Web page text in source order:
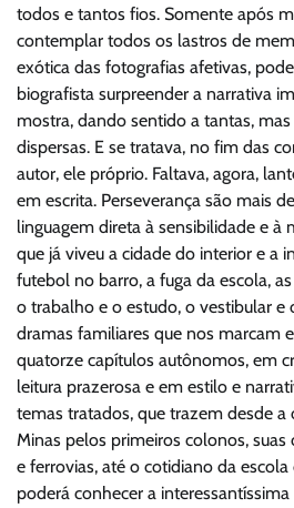
todos e tantos fios. Somente após
contemplar todos os lastros de
exótica das fotografias afetivas,
biografista surpreender a narrativa
mostra, dando sentido a tantas,
dispersas. E se tratava, no fim das
autor, ele próprio. Faltava, agora,
em escrita. Perseverança são mais
linguagem direta à sensibilidade e à
que já viveu a cidade do interior e a
futebol no barro, a fuga da escola,
o trabalho e o estudo, o vestibular e
dramas familiares que nos marcam
quatorze capítulos autônomos, em
leitura prazerosa e em estilo e
temas tratados, que trazem desde a
Minas pelos primeiros colonos, suas
e ferrovias, até o cotidiano da escola
poderá conhecer a